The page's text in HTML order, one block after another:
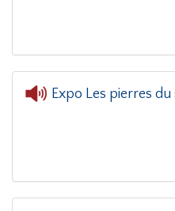
Expo Les pierres